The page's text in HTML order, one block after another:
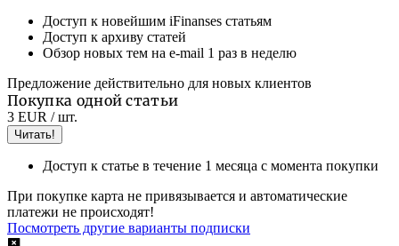
Доступ к новейшим iFinanses статьям
Доступ к архиву статей
Обзор новых тем на e-mail 1 раз в неделю
Предложение действительно для новых клиентов
Покупка одной статьи
3 EUR / шт.
Читать!
Доступ к статье в течение 1 месяца с момента покупки
При покупке карта не привязывается и автоматические
платежи не происходят!
Посмотреть другие варианты подписки